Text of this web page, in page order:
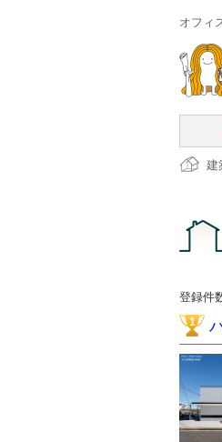
オフィ
建
登録件
1